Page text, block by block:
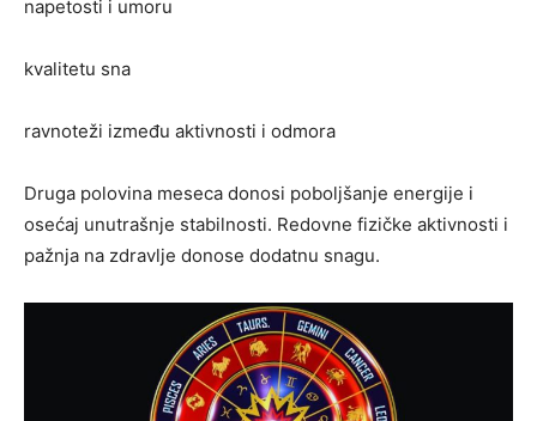
napetosti i umoru
kvalitetu sna
ravnoteži između aktivnosti i odmora
Druga polovina meseca donosi poboljšanje energije i
osećaj unutrašnje stabilnosti. Redovne fizičke aktivnosti i
pažnja na zdravlje donose dodatnu snagu.